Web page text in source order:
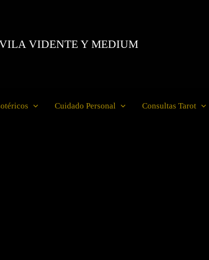
VIDENTE Y MEDIUM
Cuidado Personal Consultas Tarot